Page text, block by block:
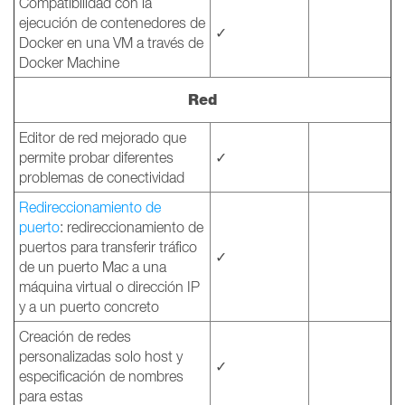
ejecución de contenedores de
Docker en una VM a través de
Docker Machine
✓
Red
Editor de red mejorado que
permite probar diferentes
problemas de conectividad
✓
Redireccionamiento de
puerto: redireccionamiento de
puertos para transferir tráfico
de un puerto Mac a una
máquina virtual o dirección IP
y a un puerto concreto
✓
Creación de redes
personalizadas solo host y
especificación de nombres
para estas
✓